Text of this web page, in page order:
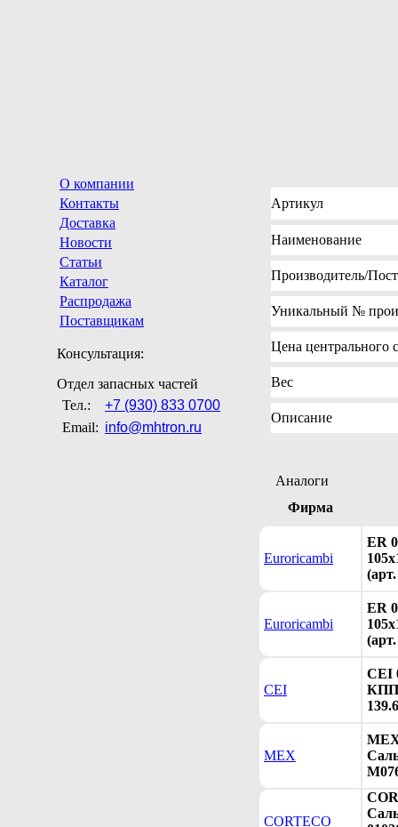
О компании
Контакты
Доставка
Новости
Статьи
Каталог
Распродажа
Поставщикам
Консультация:
Отдел запасных частей
Тел.:
+7 (930) 833 0700
Email: info@mhtron.ru
Артикул
Наименование
Производитель/
Уникальный №
Цена центрального
Вес
Описание
Аналоги
Фирма
Euroricambi
ER
Euroricambi
ER
CEI
CEI
КПП
MEX
CORTECO